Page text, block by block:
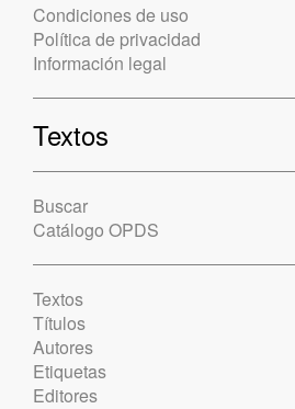
Condiciones de uso
Política de privacidad
Información legal
Textos
Buscar
Catálogo OPDS
Textos
Títulos
Autores
Etiquetas
Editores